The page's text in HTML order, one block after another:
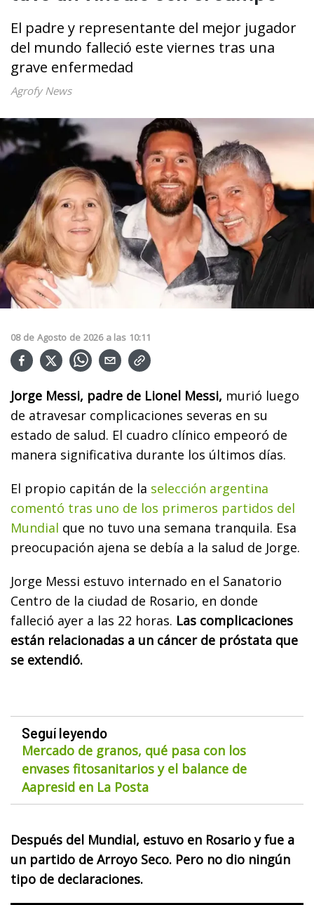
El padre y representante del mejor jugador
del mundo falleció este viernes tras una
grave enfermedad
Agrofy News
08 de Agosto de 2026 a las 10:11
Jorge Messi, padre de Lionel Messi, murió luego
de atravesar complicaciones severas en su
estado de salud. El cuadro clínico empeoró de
manera significativa durante los últimos días.
El propio capitán de la selección argentina
comentó tras uno de los primeros partidos del
Mundial que no tuvo una semana tranquila. Esa
preocupación ajena se debía a la salud de Jorge.
Jorge Messi estuvo internado en el Sanatorio
Centro de la ciudad de Rosario, en donde
falleció ayer a las 22 horas. Las complicaciones
están relacionadas a un cáncer de próstata que
se extendió.
Seguí leyendo
Mercado de granos, qué pasa con los
envases fitosanitarios y el balance de
Aapresid en La Posta
Después del Mundial, estuvo en Rosario y fue a
un partido de Arroyo Seco. Pero no dio ningún
tipo de declaraciones.